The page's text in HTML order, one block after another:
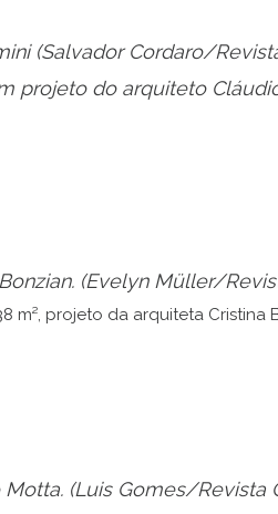
(Salvador Cordaro/
(Evelyn Müller/
Motta. (Luis Gomes/Revista